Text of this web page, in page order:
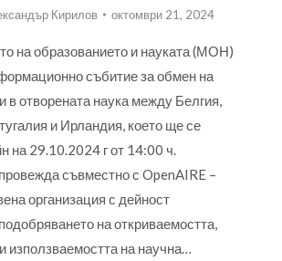
Кирилов октомври 21, 2024
на образованието и науката (МОН)
събитие за обмен на
в отворената наука между Белгия,
и Ирландия, което ще се
на 29.10.2024 г от 14:00 ч.
съвместно с OpenAIRE –
организация с дейност
на откриваемостта,
използваемостта на научна…